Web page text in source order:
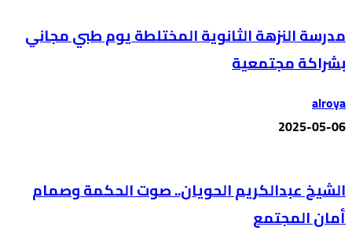
مدرسة النزهة الثانوية المختلطة يوم طبي مجاني
بشراكة مجتمعية
alroya
2025-05-06
الشيخ عبدالكريم الحويان.. صوت الحكمة وصمام
أمان المجتمع